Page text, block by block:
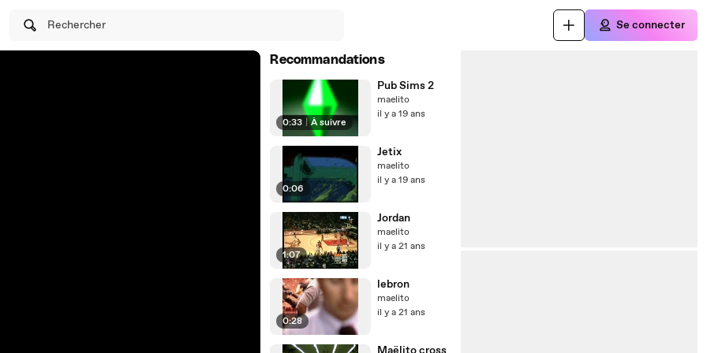
Rechercher Se connecter
Recommandations
0:33 | À suivre
Pub Sims 2
maelito
il y a 19 ans
0:06
Jetix
maelito
il y a 19 ans
1:07
Jordan
maelito
il y a 21 ans
0:28
lebron
maelito
il y a 21 ans